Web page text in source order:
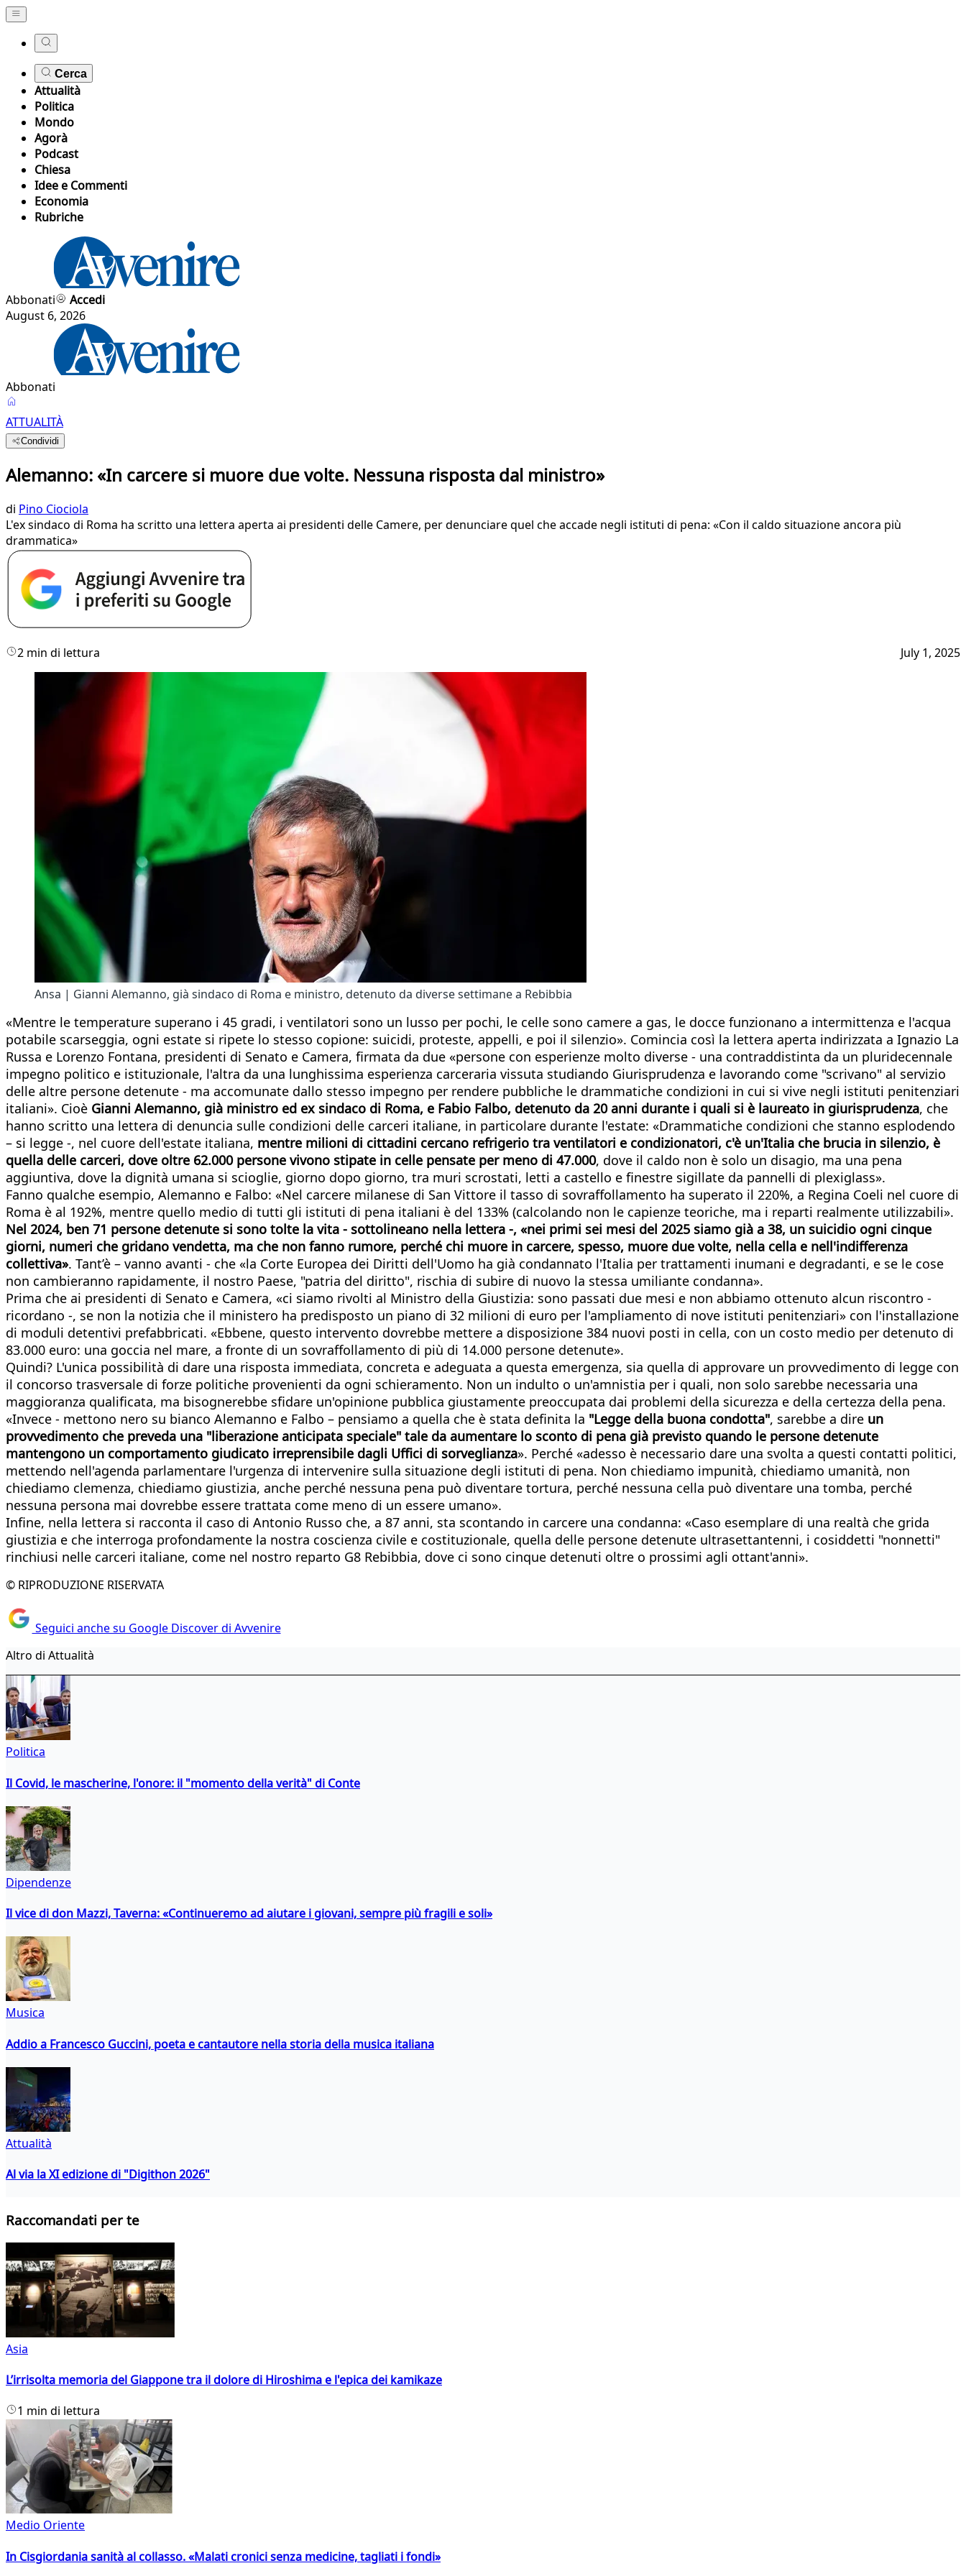
Cerca
Attualità
Politica
Mondo
Agorà
Podcast
Chiesa
Idee e Commenti
Economia
Rubriche
Abbonati
Accedi
August 6, 2026
Abbonati
ATTUALITÀ
Condividi
Alemanno: «In carcere si muore due volte. Nessuna risposta dal ministro»
di Pino Ciociola
L'ex sindaco di Roma ha scritto una lettera aperta ai presidenti delle Camere, per denunciare quel che accade negli istituti di pena: «Con il caldo situazione ancora più
drammatica»
2 min di lettura July 1, 2025
Ansa | Gianni Alemanno, già sindaco di Roma e ministro, detenuto da diverse settimane a Rebibbia
«Mentre le temperature superano i 45 gradi, i ventilatori sono un lusso per pochi, le celle sono camere a gas, le docce funzionano a intermittenza e l'acqua
potabile scarseggia, ogni estate si ripete lo stesso copione: suicidi, proteste, appelli, e poi il silenzio». Comincia così la lettera aperta indirizzata a Ignazio La
Russa e Lorenzo Fontana, presidenti di Senato e Camera, firmata da due «persone con esperienze molto diverse - una contraddistinta da un pluridecennale
impegno politico e istituzionale, l'altra da una lunghissima esperienza carceraria vissuta studiando Giurisprudenza e lavorando come "scrivano" al servizio
delle altre persone detenute - ma accomunate dallo stesso impegno per rendere pubbliche le drammatiche condizioni in cui si vive negli istituti penitenziari
italiani». Cioè Gianni Alemanno, già ministro ed ex sindaco di Roma, e Fabio Falbo, detenuto da 20 anni durante i quali si è laureato in giurisprudenza, che
hanno scritto una lettera di denuncia sulle condizioni delle carceri italiane, in particolare durante l'estate: «Drammatiche condizioni che stanno esplodendo
– si legge -, nel cuore dell'estate italiana, mentre milioni di cittadini cercano refrigerio tra ventilatori e condizionatori, c'è un'Italia che brucia in silenzio, è
quella delle carceri, dove oltre 62.000 persone vivono stipate in celle pensate per meno di 47.000, dove il caldo non è solo un disagio, ma una pena
aggiuntiva, dove la dignità umana si scioglie, giorno dopo giorno, tra muri scrostati, letti a castello e finestre sigillate da pannelli di plexiglass».
Fanno qualche esempio, Alemanno e Falbo: «Nel carcere milanese di San Vittore il tasso di sovraffollamento ha superato il 220%, a Regina Coeli nel cuore di
Roma è al 192%, mentre quello medio di tutti gli istituti di pena italiani è del 133% (calcolando non le capienze teoriche, ma i reparti realmente utilizzabili».
Nel 2024, ben 71 persone detenute si sono tolte la vita - sottolineano nella lettera -, «nei primi sei mesi del 2025 siamo già a 38, un suicidio ogni cinque
giorni, numeri che gridano vendetta, ma che non fanno rumore, perché chi muore in carcere, spesso, muore due volte, nella cella e nell'indifferenza
collettiva». Tant’è – vanno avanti - che «la Corte Europea dei Diritti dell'Uomo ha già condannato l'Italia per trattamenti inumani e degradanti, e se le cose
non cambieranno rapidamente, il nostro Paese, "patria del diritto", rischia di subire di nuovo la stessa umiliante condanna».
Prima che ai presidenti di Senato e Camera, «ci siamo rivolti al Ministro della Giustizia: sono passati due mesi e non abbiamo ottenuto alcun riscontro -
ricordano -, se non la notizia che il ministero ha predisposto un piano di 32 milioni di euro per l'ampliamento di nove istituti penitenziari» con l'installazione
di moduli detentivi prefabbricati. «Ebbene, questo intervento dovrebbe mettere a disposizione 384 nuovi posti in cella, con un costo medio per detenuto di
83.000 euro: una goccia nel mare, a fronte di un sovraffollamento di più di 14.000 persone detenute».
Quindi? L'unica possibilità di dare una risposta immediata, concreta e adeguata a questa emergenza, sia quella di approvare un provvedimento di legge con
il concorso trasversale di forze politiche provenienti da ogni schieramento. Non un indulto o un'amnistia per i quali, non solo sarebbe necessaria una
maggioranza qualificata, ma bisognerebbe sfidare un'opinione pubblica giustamente preoccupata dai problemi della sicurezza e della certezza della pena.
«Invece - mettono nero su bianco Alemanno e Falbo – pensiamo a quella che è stata definita la "Legge della buona condotta", sarebbe a dire un
provvedimento che preveda una "liberazione anticipata speciale" tale da aumentare lo sconto di pena già previsto quando le persone detenute
mantengono un comportamento giudicato irreprensibile dagli Uffici di sorveglianza». Perché «adesso è necessario dare una svolta a questi contatti politici,
mettendo nell'agenda parlamentare l'urgenza di intervenire sulla situazione degli istituti di pena. Non chiediamo impunità, chiediamo umanità, non
chiediamo clemenza, chiediamo giustizia, anche perché nessuna pena può diventare tortura, perché nessuna cella può diventare una tomba, perché
nessuna persona mai dovrebbe essere trattata come meno di un essere umano».
Infine, nella lettera si racconta il caso di Antonio Russo che, a 87 anni, sta scontando in carcere una condanna: «Caso esemplare di una realtà che grida
giustizia e che interroga profondamente la nostra coscienza civile e costituzionale, quella delle persone detenute ultrasettantenni, i cosiddetti "nonnetti"
rinchiusi nelle carceri italiane, come nel nostro reparto G8 Rebibbia, dove ci sono cinque detenuti oltre o prossimi agli ottant'anni».
© RIPRODUZIONE RISERVATA
Seguici anche su Google Discover di Avvenire
Altro di Attualità
Politica
Il Covid, le mascherine, l'onore: il "momento della verità" di Conte
Dipendenze
Il vice di don Mazzi, Taverna: «Continueremo ad aiutare i giovani, sempre più fragili e soli»
Musica
Addio a Francesco Guccini, poeta e cantautore nella storia della musica italiana
Attualità
Al via la XI edizione di "Digithon 2026"
Raccomandati per te
Asia
L’irrisolta memoria del Giappone tra il dolore di Hiroshima e l'epica dei kamikaze
1 min di lettura
Medio Oriente
In Cisgiordania sanità al collasso. «Malati cronici senza medicine, tagliati i fondi»